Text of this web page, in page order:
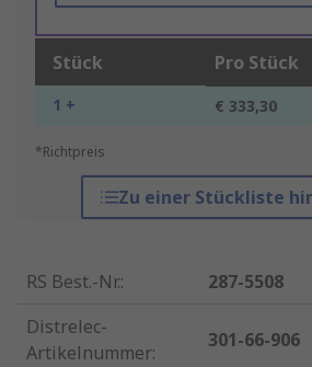
Stück Pro Stück
1 + € 333,30
*Richtpreis
Zu einer Stückliste
RS Best.-Nr.:
287-5508
Distrelec-
Artikelnummer:
301-66-906